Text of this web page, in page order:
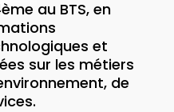
au BTS, en
et
sur les métiers
de